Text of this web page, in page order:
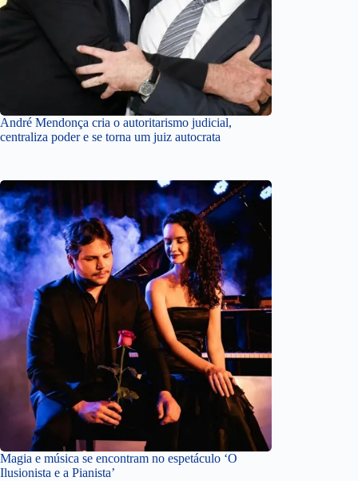
André Mendonça cria o autoritarismo judicial,
centraliza poder e se torna um juiz autocrata
Magia e música se encontram no espetáculo ‘O
Ilusionista e a Pianista’